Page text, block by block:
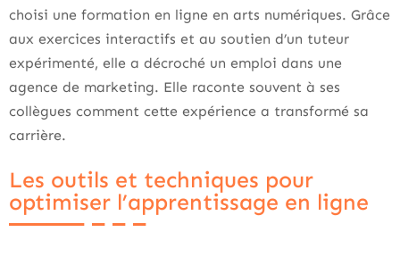
choisi une formation en ligne en arts numériques. Grâce
aux exercices interactifs et au soutien d’un tuteur
expérimenté, elle a décroché un emploi dans une
agence de marketing. Elle raconte souvent à ses
collègues comment cette expérience a transformé sa
carrière.
Les outils et techniques pour
optimiser l’apprentissage en ligne